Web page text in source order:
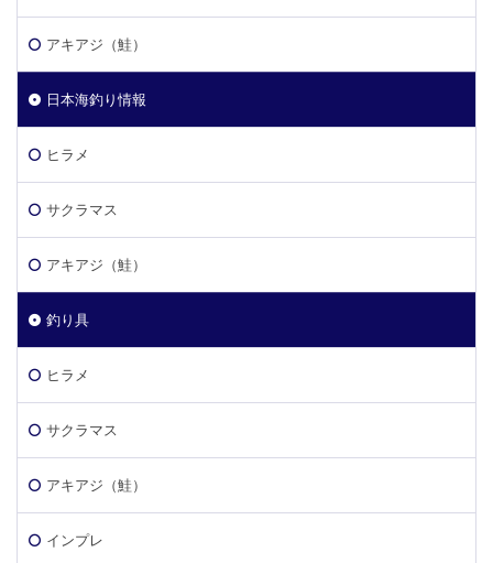
アキアジ（鮭）
日本海釣り情報
ヒラメ
サクラマス
アキアジ（鮭）
釣り具
ヒラメ
サクラマス
アキアジ（鮭）
インプレ